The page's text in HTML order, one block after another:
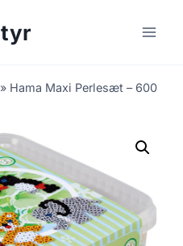
» Hama Maxi Perlesæt – 600